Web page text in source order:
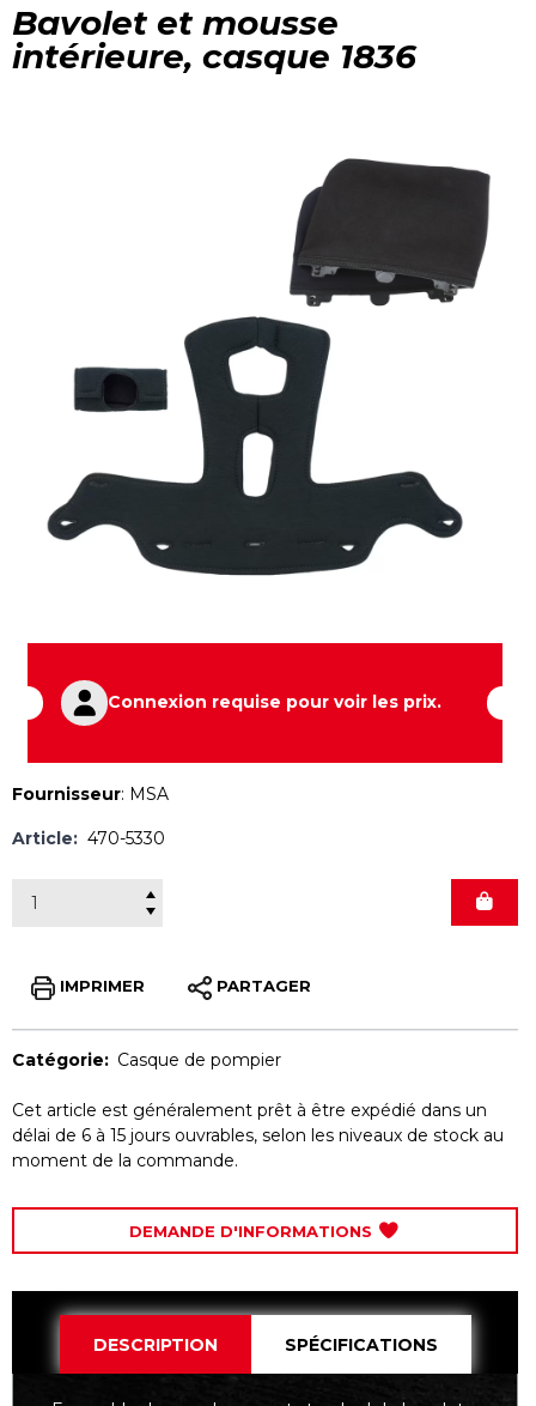
Bavolet et mousse
intérieure, casque 1836
Connexion requise pour voir les prix.
Fournisseur: MSA
Article: 470-5330
IMPRIMER PARTAGER
Catégorie: Casque de pompier
Cet article est généralement prêt à être expédié dans un
délai de 6 à 15 jours ouvrables, selon les niveaux de stock au
moment de la commande.
DEMANDE D'INFORMATIONS
DESCRIPTION SPÉCIFICATIONS